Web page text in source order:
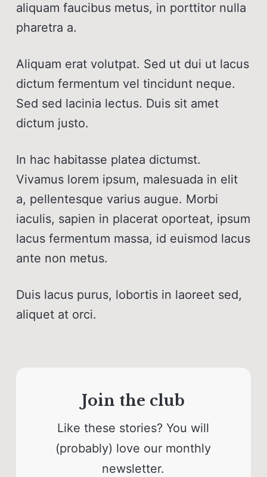
aliquam faucibus metus, in porttitor nulla
pharetra a.
Aliquam erat volutpat. Sed ut dui ut lacus
dictum fermentum vel tincidunt neque.
Sed sed lacinia lectus. Duis sit amet
dictum justo.
In hac habitasse platea dictumst.
Vivamus lorem ipsum, malesuada in elit
a, pellentesque varius augue. Morbi
iaculis, sapien in placerat oporteat, ipsum
lacus fermentum massa, id euismod lacus
ante non metus.
Duis lacus purus, lobortis in laoreet sed,
aliquet at orci.
Join the club
Like these stories? You will
(probably) love our monthly
newsletter.